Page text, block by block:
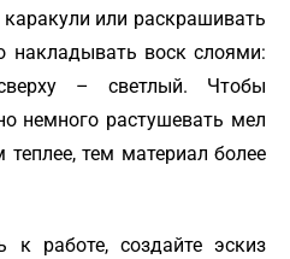
или раскрашивать
накладывать воск слоями:
– светлый. Чтобы
немного растушевать мел
тем материал более
к работе, создайте эскиз